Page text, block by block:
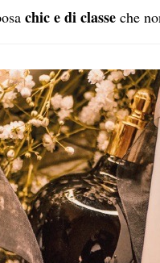
chic e di classe che